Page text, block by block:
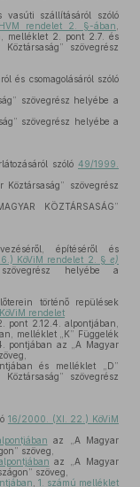
vasúti szállításáról szóló
rendelet 2. §-ában
melléklet 2. pont 2.7. és
szövegrész
és csomagolásáról szóló
szövegrész helyébe a
szövegrész helyébe a
szóló 49/1999.
Köztársaság” szövegrész
KÖZTÁRSASÁG”
építéséről és
KöViM rendelet 2. §e)
helyébe a
történő repülések
rendelet
pont 2.12.4. alpontjában,
melléklet „K” Függelék
pontjában az „A Magyar
és melléklet „D”
szövegrész
16/2000. (XI. 22.) KöViM
az „A Magyar
szöveg,
az „A Magyar
szöveg,
1. számú melléklet